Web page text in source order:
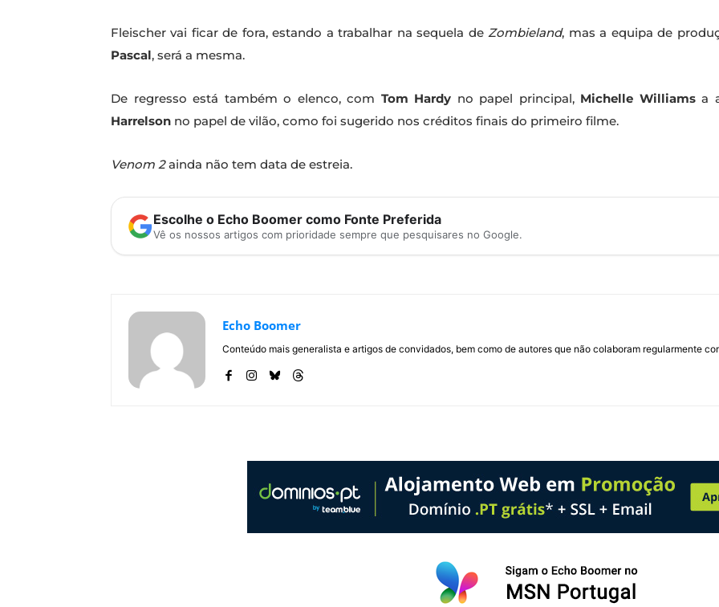
Fleischer vai ficar de fora, estando a trabalhar na sequela deZombieland, mas a equipa de
Pascal, será a mesma.
De regresso está também o elenco, com Tom Hardy no papel principal, Michelle Williamsa
Harrelson no papel de vilão, como foi sugerido nos créditos finais do primeiro filme.
Venom 2ainda não tem data de estreia.
Escolhe o Echo Boomer como Fonte Preferida
Vê os nossos artigos com prioridade sempre que pesquisares no Google.
Echo Boomer
Conteúdo mais generalista e artigos de convidados, bem como de autores que não colaboram regularmente